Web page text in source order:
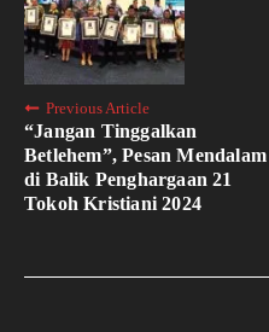
Previous Article
“Jangan Tinggalkan
Betlehem”, Pesan Mendalam
di Balik Penghargaan 21
Tokoh Kristiani 2024